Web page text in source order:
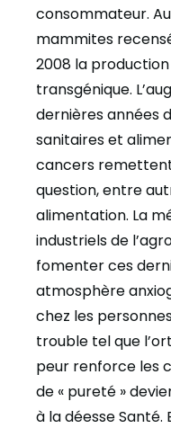
consommateur.
mammites
2008 la
transgénique.
dernières années
sanitaires et
cancers
question, entre
alimentation. La
industriels de
fomenter ces
atmosphère
chez les
trouble tel que
peur renforce les
de « pureté »
à la déesse Santé.